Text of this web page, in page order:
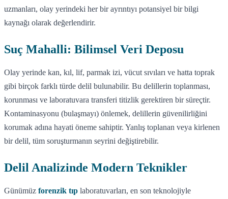
uzmanları, olay yerindeki her bir ayrıntıyı potansiyel bir bilgi
kaynağı olarak değerlendirir.
Suç Mahalli: Bilimsel Veri Deposu
Olay yerinde kan, kıl, lif, parmak izi, vücut sıvıları ve hatta toprak
gibi birçok farklı türde delil bulunabilir. Bu delillerin toplanması,
korunması ve laboratuvara transferi titizlik gerektiren bir süreçtir.
Kontaminasyonu (bulaşmayı) önlemek, delillerin güvenilirliğini
korumak adına hayati öneme sahiptir. Yanlış toplanan veya kirlenen
bir delil, tüm soruşturmanın seyrini değiştirebilir.
Delil Analizinde Modern Teknikler
Günümüz forenzik tıp laboratuvarları, en son teknolojiyle